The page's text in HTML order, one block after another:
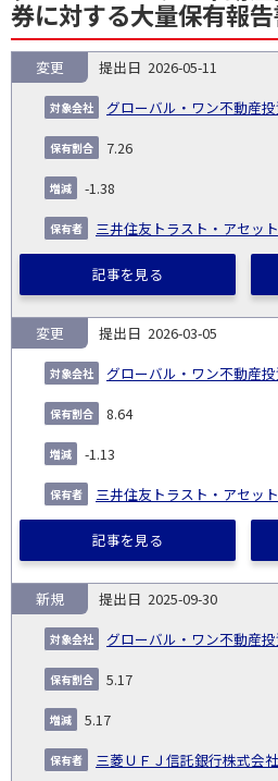
券に対する大量保有報
NO.
告
義
務
発
生
日
提
日
証券
対
2026-05-11
グローバル・ワン不動産
変更
7.26
-1.38
三井住友トラスト・アセッ
記事を見る
2026-03-05
グローバル・ワン不動産
変更
8.64
-1.13
三井住友トラスト・アセッ
記事を見る
2025-09-30
グローバル・ワン不動産
新規
5.17
5.17
三菱ＵＦＪ信託銀行株式会社